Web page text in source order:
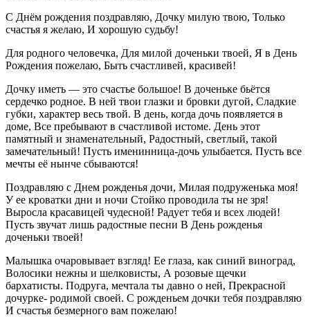
С Днём рождения поздравляю, Дочку милую твою, Только
счастья я желаю, И хорошую судьбу!
Для родного человечка, Для милой доченьки твоей, Я в День
Рождения пожелаю, Быть счастливей, красивей!
Дочку иметь — это счастье большое! В доченьке бьётся
сердечко родное. В ней твои глазки и бровки дугой, Сладкие
губки, характер весь твой. В день, когда дочь появляется в
доме, Все пребывают в счастливой истоме. День этот
памятный и знаменательный, Радостный, светлый, такой
замечательный! Пусть именинница-дочь улыбается. Пусть все
мечты её нынче сбываются!
Поздравляю с Днем рожденья дочи, Милая подруженька моя!
У ее кроватки дни и ночи Стойко проводила ты не зря!
Выросла красавицей чудесной! Радует тебя и всех людей!
Пусть звучат лишь радостные песни В День рожденья
доченьки твоей!
Малышка очаровывает взгляд! Ее глаза, как синий виноград,
Волосики нежны и шелковисты, А розовые щечки
бархатисты. Подруга, мечтала ты давно о ней, Прекрасной
дочурке- родимой своей. С рожденьем дочки тебя поздравляю
И счастья безмерного вам пожелаю!